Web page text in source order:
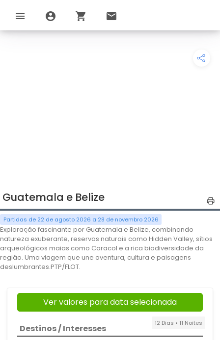
menu account_circle shopping_cart email
Guatemala e Belize
Partidas de 22 de agosto 2026 a 28 de novembro 2026
Exploração fascinante por Guatemala e Belize, combinando
natureza exuberante, reservas naturais como Hidden Valley, sítios
arqueológicos maias como Caracol e a rica biodiversidade da
região. Uma viagem que une aventura, cultura e paisagens
deslumbrantes.PTP/FLOT.
Ver valores para data selecionada
12 Dias • 11 Noites
Destinos / Interesses